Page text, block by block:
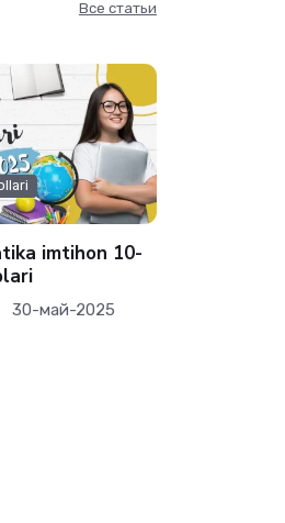
Все статьи
imtihon 10-
30-май-2025